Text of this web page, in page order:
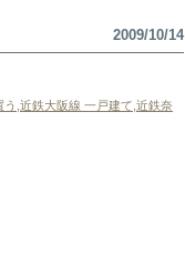
2009/10/14
う 近鉄大阪線 一戸建て 近鉄奈